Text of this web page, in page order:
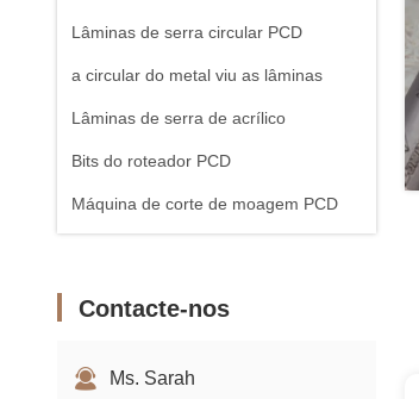
Lâminas de serra circular PCD
a circular do metal viu as lâminas
Lâminas de serra de acrílico
Bits do roteador PCD
Máquina de corte de moagem PCD
Contacte-nos
Ms. Sarah